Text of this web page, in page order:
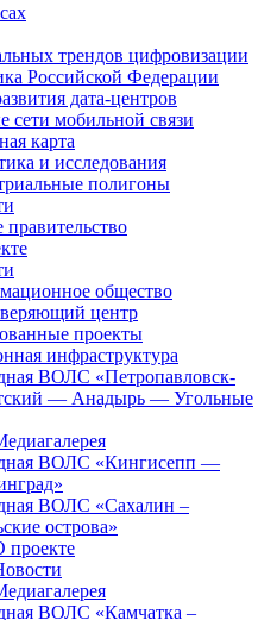
трендов цифровизации
Российской Федерации
дата-центров
сети мобильной связи
карта
и исследования
полигоны
общество
центр
проекты
инфраструктура
ВОЛС «Петропавловск-
— Анадырь — Угольные
ВОЛС «Кингисепп —
ВОЛС «Сахалин –
острова»
проекте
ВОЛС «Камчатка –